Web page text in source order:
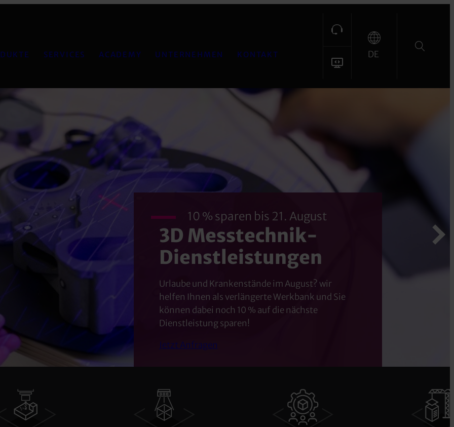
SERVICES ACADEMY UNTERNEHMEN KONTAKT DE
10 % sparen bis 21. August
3D Messtechnik-
Dienstleistungen
Urlaube und Krankenstände im August? wir
helfen Ihnen als verlängerte Werkbank und Sie
können dabei noch 10 % auf die nächste
Dienstleistung sparen!
Jetzt Anfragen